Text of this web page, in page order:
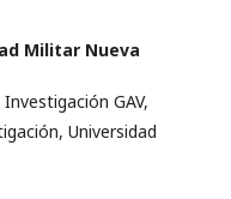
Militar Nueva
GAV,
Universidad